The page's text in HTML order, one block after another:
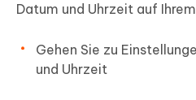
Datum und Uhrzeit auf
Gehen Sie zu
und Uhrzeit